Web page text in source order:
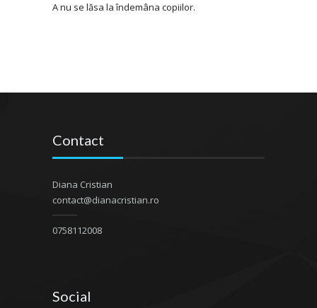
A nu se lăsa la îndemâna copiilor.
Contact
Diana Cristian
contact@dianacristian.ro
0758112008
Social